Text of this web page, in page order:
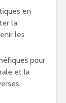
en
la
les
pour
et la